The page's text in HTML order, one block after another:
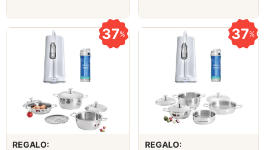
37%
REGALO:
37%
REGALO: